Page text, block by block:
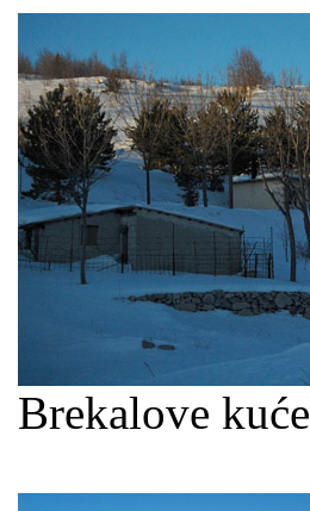
Brekalove kuće